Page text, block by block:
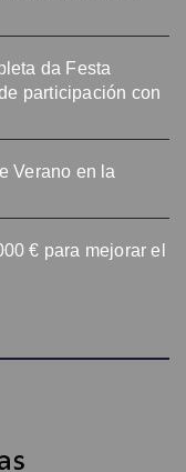
da Festa
participación con
Verano en la
€ para mejorar el